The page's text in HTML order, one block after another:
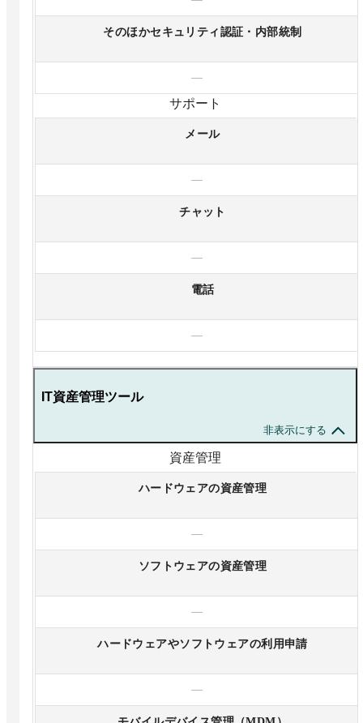
そのほかセキュリティ認証・内部統制
—
サポート
メール
—
チャット
—
電話
—
IT資産管理ツール
非表示にする
資産管理
ハードウェアの資産管理
—
ソフトウェアの資産管理
—
ハードウェアやソフトウェアの利用申請
—